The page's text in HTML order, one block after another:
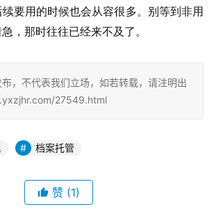
要用的时候也会从容很多。别等到非用
，那时往往已经来不及了。
，不代表我们立场，如若转载，请注明出
27549.html
档案托管
赞 (1)